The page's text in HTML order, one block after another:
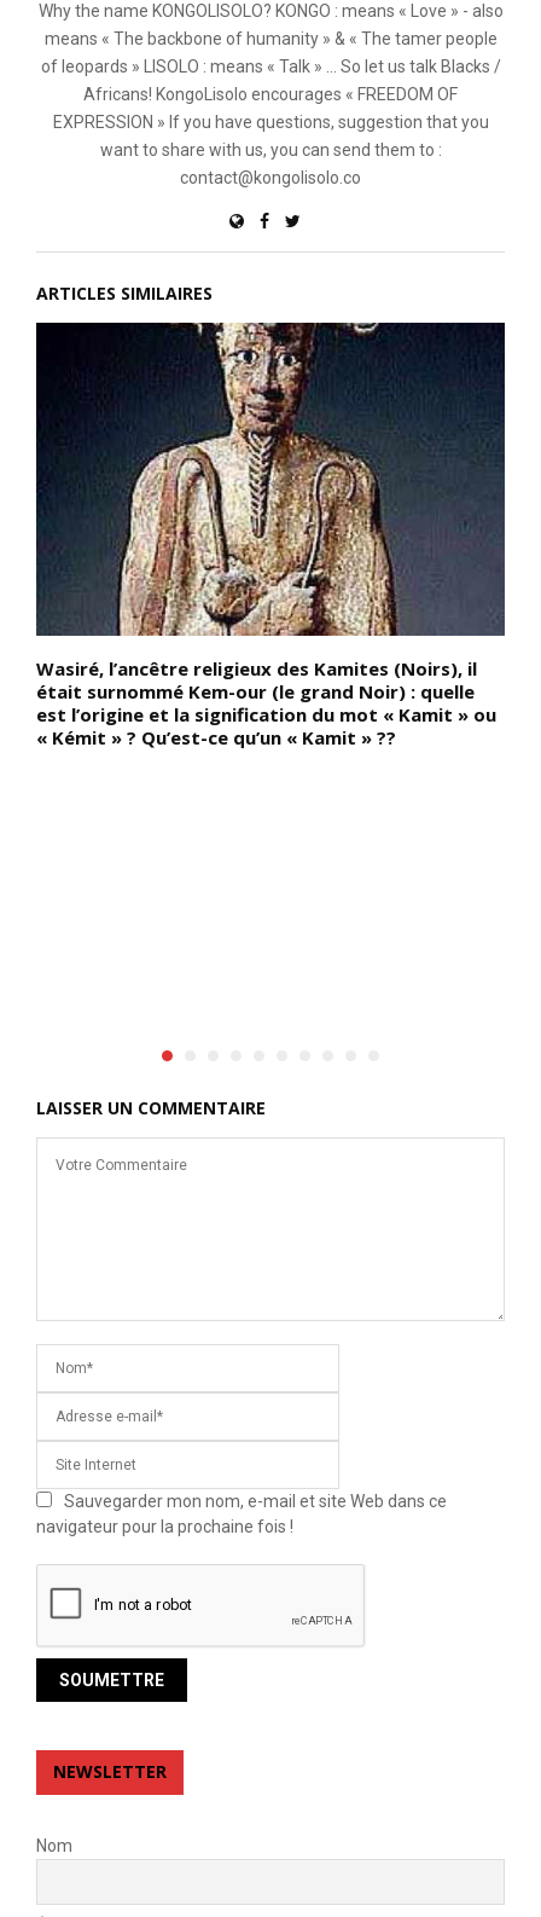
Why the name KONGOLISOLO? KONGO : means « Love » - also
means « The backbone of humanity » & « The tamer people
of leopards » LISOLO : means « Talk » ... So let us talk Blacks /
Africans! KongoLisolo encourages « FREEDOM OF
EXPRESSION » If you have questions, suggestion that you
want to share with us, you can send them to :
contact@kongolisolo.co
ARTICLES SIMILAIRES
Wasiré, l’ancêtre religieux des Kamites (Noirs), il
était surnommé Kem-our (le grand Noir) : quelle
est l’origine et la signification du mot « Kamit » ou
« Kémit » ? Qu’est-ce qu’un « Kamit » ??
LAISSER UN COMMENTAIRE
Sauvegarder mon nom, e-mail et site Web dans ce
navigateur pour la prochaine fois !
NEWSLETTER
Nom